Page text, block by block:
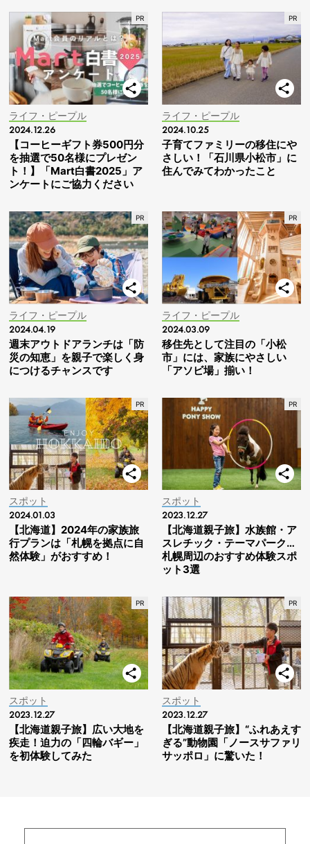
ライフ・ピープル
2024.12.26
【コーヒーギフト券500円分
を抽選で50名様にプレゼン
ト！】「Mart白書2025」ア
ンケートにご協力ください
ライフ・ピープル
2024.10.25
子育てファミリーの移住にや
さしい！「石川県小松市」に
住んでみてわかったこと
ライフ・ピープル
2024.04.19
週末アウトドアランチは「防
災の知恵」を親子で楽しく身
につけるチャンスです
ライフ・ピープル
2024.03.09
移住先として注目の「小松
市」には、家族にやさしい
「アソビ場」揃い！
スポット
2024.01.03
【北海道】2024年の家族旅
行プランは「札幌を拠点に自
然体験」がおすすめ！
スポット
2023.12.27
【北海道親子旅】水族館・ア
スレチック・テーマパーク…
札幌周辺のおすすめ体験スポ
ット3選
スポット
2023.12.27
【北海道親子旅】広い大地を
疾走！迫力の「四輪バギー」
を初体験してみた
スポット
2023.12.27
【北海道親子旅】“ふれあえす
ぎる”動物園「ノースサファリ
サッポロ」に驚いた！